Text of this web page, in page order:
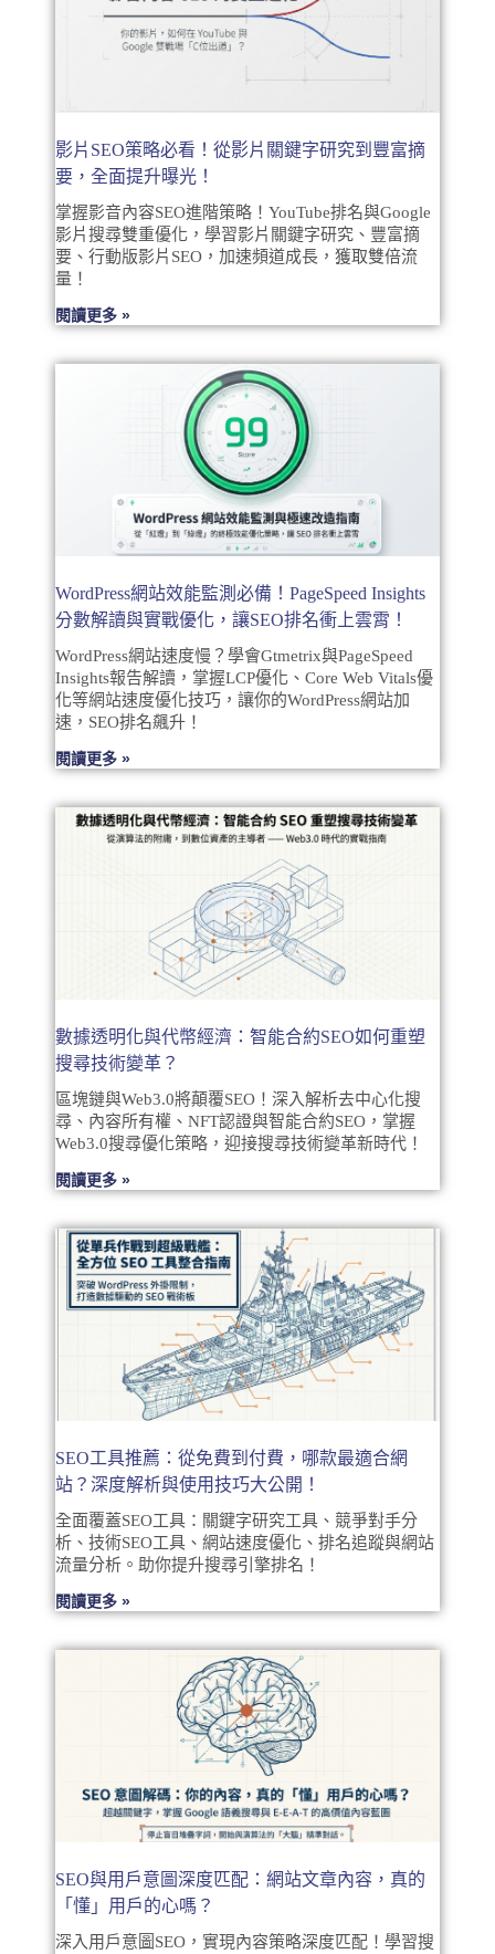
影片SEO策略必看！從影片關鍵字研究到豐富摘
要，全面提升曝光！
掌握影音內容SEO進階策略！YouTube排名與Google
影片搜尋雙重優化，學習影片關鍵字研究、豐富摘
要、行動版影片SEO，加速頻道成長，獲取雙倍流
量！
閱讀更多 »
WordPress網站效能監測必備！PageSpeed Insights
分數解讀與實戰優化，讓SEO排名衝上雲霄！
WordPress網站速度慢？學會Gtmetrix與PageSpeed
Insights報告解讀，掌握LCP優化、Core Web Vitals優
化等網站速度優化技巧，讓你的WordPress網站加
速，SEO排名飆升！
閱讀更多 »
數據透明化與代幣經濟：智能合約SEO如何重塑
搜尋技術變革？
區塊鏈與Web3.0將顛覆SEO！深入解析去中心化搜
尋、內容所有權、NFT認證與智能合約SEO，掌握
Web3.0搜尋優化策略，迎接搜尋技術變革新時代！
閱讀更多 »
SEO工具推薦：從免費到付費，哪款最適合網
站？深度解析與使用技巧大公開！
全面覆蓋SEO工具：關鍵字研究工具、競爭對手分
析、技術SEO工具、網站速度優化、排名追蹤與網站
流量分析。助你提升搜尋引擎排名！
閱讀更多 »
SEO與用戶意圖深度匹配：網站文章內容，真的
「懂」用戶的心嗎？
深入用戶意圖SEO，實現內容策略深度匹配！學習搜